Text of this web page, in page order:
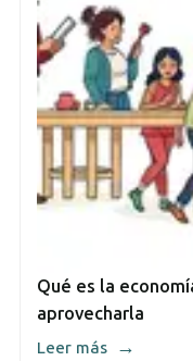
Qué es la
aprovecharla
Leer más →